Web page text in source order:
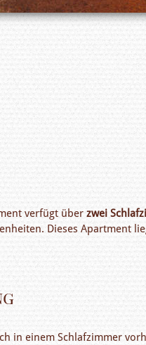
verfügt über zwei
Dieses Apartment
in einem Schlafzimmer